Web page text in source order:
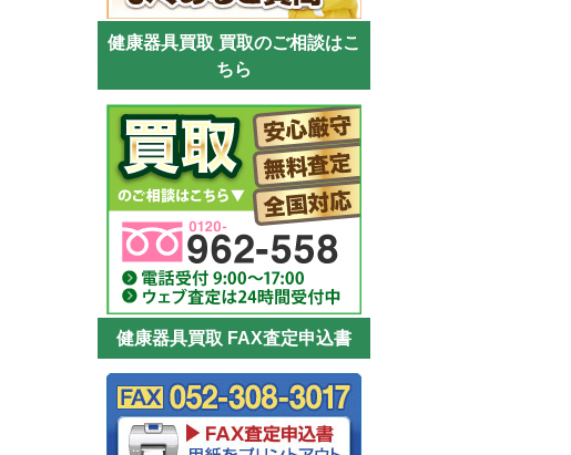
健康器具買取 買取のご相談はこ
ちら
健康器具買取 FAX査定申込書